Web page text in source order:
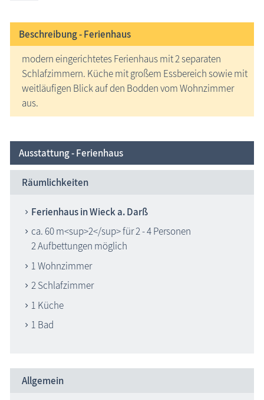
Beschreibung -Ferienhaus
modern eingerichtetes Ferienhaus mit 2 separaten
Schlafzimmern. Küche mit großem Essbereich sowie mit
weitläufigen Blick auf den Bodden vom Wohnzimmer
aus.
Ausstattung - Ferienhaus
Räumlichkeiten
Ferienhaus in Wieck a. Darß
ca. 60 m<sup>2</sup> für 2 - 4 Personen
2 Aufbettungen möglich
1 Wohnzimmer
2 Schlafzimmer
1 Küche
1 Bad
Allgemein